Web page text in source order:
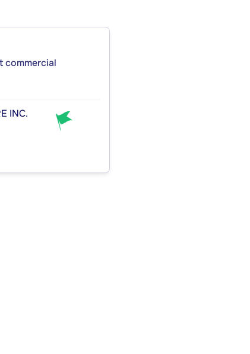
commercial
INC.